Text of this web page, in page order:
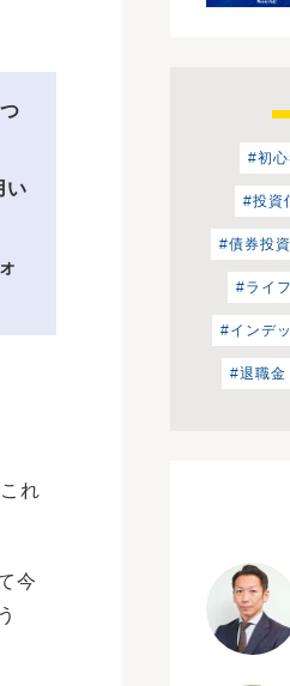
い
れ
今
#初
#投資
#債券投資
#ライ
#インデ
#退職金